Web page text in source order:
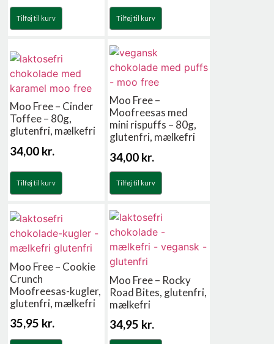
Tilføj til kurv Tilføj til kurv
Moo Free – Cinder
Toffee – 80g,
glutenfri, mælkefri
34,00 kr.
Tilføj til kurv
Moo Free –
Moofreesas med
mini rispuffs – 80g,
glutenfri, mælkefri
34,00 kr.
Tilføj til kurv
Moo Free – Cookie
Crunch
Moofreesas-kugler,
glutenfri, mælkefri
35,95 kr.
Moo Free – Rocky
Road Bites, glutenfri,
mælkefri
34,95 kr.